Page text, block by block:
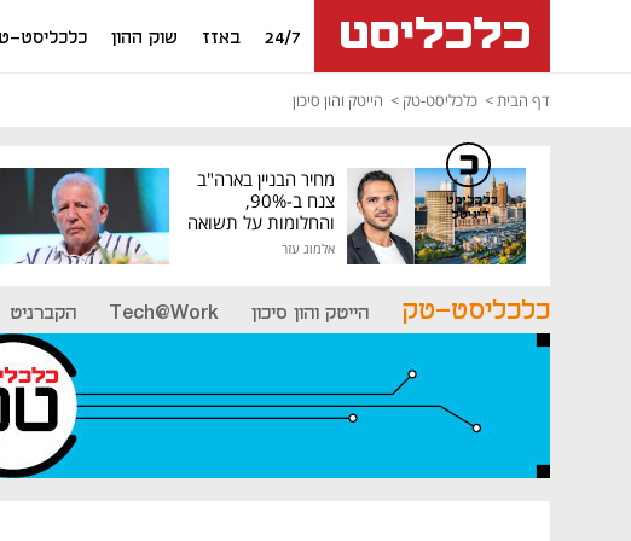
24/7 באזז שוק ההון כלכליסט-
דף הבית כלכליסט-טק הייטק והון סיכון
מחיר הבניין בארה"ב
צנח ב-90%,
והחלומות על תשואה
גבוהה התנפצו
אלמוג עזר
כלכליסט-טק הייטק והון סיכון Tech@Work הקברניט
כלכליסט
דיגיטל